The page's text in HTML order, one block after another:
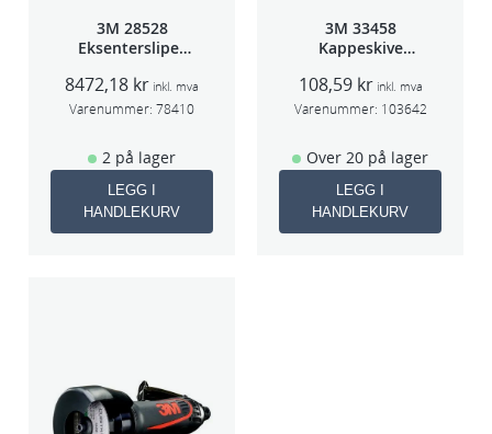
3M 28528
Eksentersliper
3mm slag
70×198
8472,18 kr inkl. mva
Varenummer: 78410
2 på lager
LEGG I
HANDLEKURV
3M 33458
Kappeskive
5stk/pk pris/stk
108,59 kr inkl. mva
Varenummer: 103642
Over 20 på lager
LEGG I
HANDLEKURV